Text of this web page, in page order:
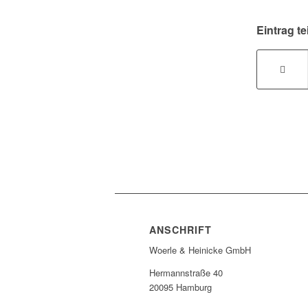
Eintrag
ANSCHRIFT
Woerle & Heinicke GmbH
Hermannstraße 40
20095 Hamburg